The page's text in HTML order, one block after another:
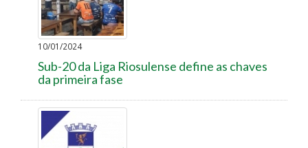
10/01/2024
Sub-20 da Liga Riosulense define as chaves
da primeira fase